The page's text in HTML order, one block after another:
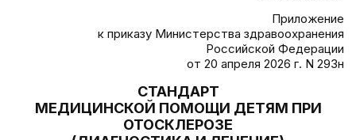
Приложение
к приказу Министерства здравоохранения
Российской Федерации
от 20 апреля 2026 г. N 293н
СТАНДАРТ
МЕДИЦИНСКОЙ ПОМОЩИ ДЕТЯМ ПРИ
ОТОСКЛЕРОЗЕ